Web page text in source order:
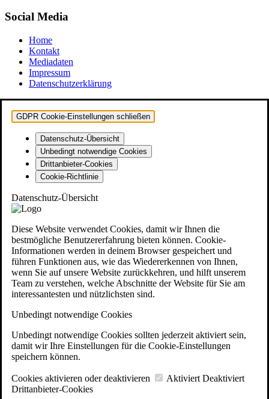
Social Media
Home
Kontakt
Mediadaten
Impressum
Datenschutzerklärung
GDPR Cookie-Einstellungen schließen
Datenschutz-Übersicht
Unbedingt notwendige Cookies
Drittanbieter-Cookies
Cookie-Richtlinie
Datenschutz-Übersicht
Diese Website verwendet Cookies, damit wir Ihnen die
bestmögliche Benutzererfahrung bieten können. Cookie-
Informationen werden in deinem Browser gespeichert und
führen Funktionen aus, wie das Wiedererkennen von Ihnen,
wenn Sie auf unsere Website zurückkehren, und hilft unserem
Team zu verstehen, welche Abschnitte der Website für Sie am
interessantesten und nützlichsten sind.
Unbedingt notwendige Cookies
Unbedingt notwendige Cookies sollten jederzeit aktiviert sein,
damit wir Ihre Einstellungen für die Cookie-Einstellungen
speichern können.
Cookies aktivieren oder deaktivieren Aktiviert Deaktiviert
Drittanbieter-Cookies